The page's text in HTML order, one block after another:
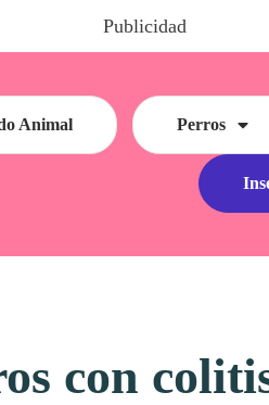
Publicidad
Animal Perros
con